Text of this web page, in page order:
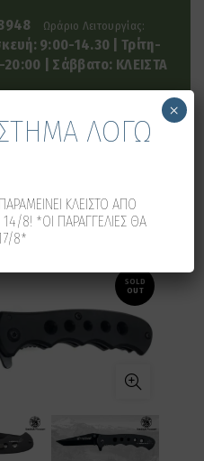
Ωράριο Λειτουργίας:
9:00-14.30 | Τρίτη-
| Σάββατο: ΚΛΕΙΣΤΑ
SOLD
OUT
ΛΟΓΩ
ΚΛΕΙΣΤΟ ΑΠΟ
8! *ΟΙ ΠΑΡΑΓΓΕΛΙΕΣ ΘΑ
8*
×